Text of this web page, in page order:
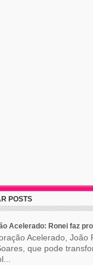
POSTS
Acelerado: Ronei faz
Acelerado, João
que pode